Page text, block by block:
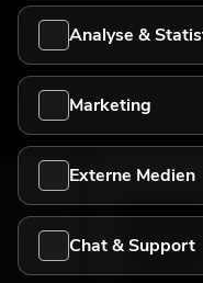
Analyse &
Marketing
Externe Medien
Chat & Support